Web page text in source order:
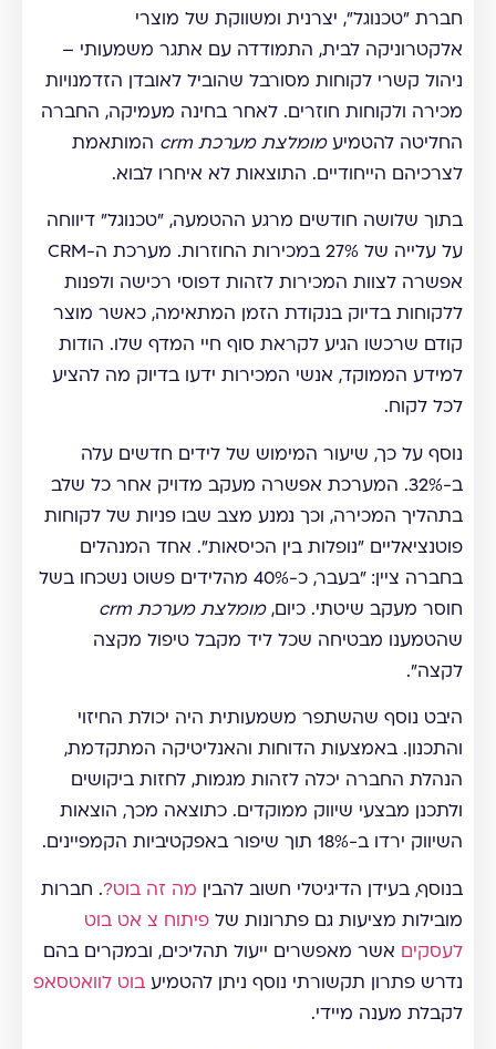
חברת "טכנוגל", יצרנית ומשווקת של מוצרי
אלקטרוניקה לבית, התמודדה עם אתגר משמעותי –
ניהול קשרי לקוחות מסורבל שהוביל לאובדן הזדמנויות
מכירה ולקוחות חוזרים. לאחר בחינה מעמיקה, החברה
החליטה להטמיעמומלצת מערכת crm
המותאמת
לצרכיהם הייחודיים. התוצאות לא איחרו לבוא.
בתוך שלושה חודשים מרגע ההטמעה, "טכנוגל" דיווחה
על עלייה של 27% במכירות החוזרות. מערכת ה-CRM
אפשרה לצוות המכירות לזהות דפוסי רכישה ולפנות
ללקוחות בדיוק בנקודת הזמן המתאימה, כאשר מוצר
קודם שרכשו הגיע לקראת סוף חיי המדף שלו. הודות
למידע הממוקד, אנשי המכירות ידעו בדיוק מה להציע
לכל לקוח.
נוסף על כך, שיעור המימוש של לידים חדשים עלה
ב-32%. המערכת אפשרה מעקב מדויק אחר כל שלב
בתהליך המכירה, וכך נמנע מצב שבו פניות של לקוחות
פוטנציאליים "נופלות בין הכיסאות". אחד המנהלים
בחברה ציין: "בעבר, כ-40% מהלידים פשוט נשכחו בשל
חוסר מעקב שיטתי. כיום,מומלצת מערכת crm
שהטמענו מבטיחה שכל ליד מקבל טיפול מקצה
לקצה".
היבט נוסף שהשתפר משמעותית היה יכולת החיזוי
והתכנון. באמצעות הדוחות והאנליטיקה המתקדמת,
הנהלת החברה יכלה לזהות מגמות, לחזות ביקושים
ולתכנן מבצעי שיווק ממוקדים. כתוצאה מכך, הוצאות
השיווק ירדו ב-18% תוך שיפור באפקטיביות הקמפיינים.
בנוסף, בעידן הדיגיטלי חשוב להבין מה זה בוט?. חברות
מובילות מציעות גם פתרונות של פיתוח צ אט בוט
לעסקים אשר מאפשרים ייעול תהליכים, ובמקרים בהם
נדרש פתרון תקשורתי נוסף ניתן להטמיע בוט לוואטסאפ
לקבלת מענה מיידי.